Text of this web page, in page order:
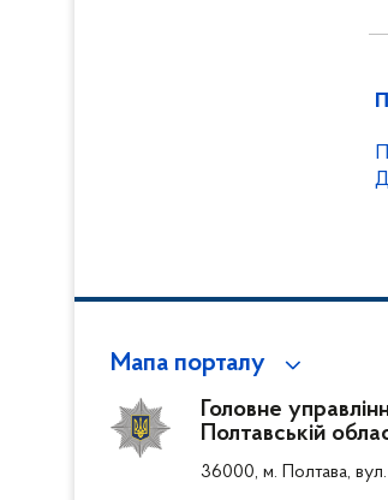
Мапа порталу
Головне
Полтавській
36000, м. Полтава,